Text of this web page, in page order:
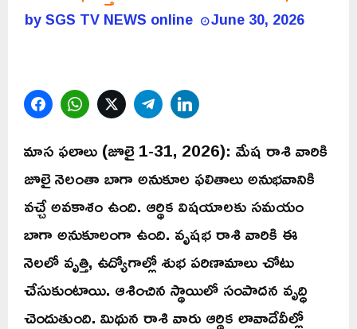
bySGS TV NEWS online June 30, 2026
FacebookWhatsAppTwitterTelegram
మాస ఫలాలు (జూలై 1-31, 2026): మేష రాశి వారికి
జూలై నెలంతా బాగా అనుకూల ఫలితాలు అనుభవానికి
వచ్చే అవకాశం ఉంది. ఆర్థిక విషయాలకు సమయం
బాగా అనుకూలంగా ఉంది. వృషభ రాశి వారికి ఈ
నెలలో వృత్తి, ఉద్యోగాల్లో శుభ పరిణామాలు చోటు
చేసుకుంటాయి. ఆశించిన స్థాయిలో సంపాదన వృద్ధి
చెందుతుంది. మిథున రాశి వారు ఆర్థిక లావాదేవీల్లో